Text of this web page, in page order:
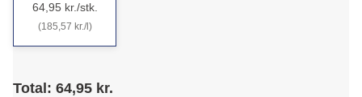
64,95 kr./stk.
(185,57 kr./l)
Total: 64,95 kr.